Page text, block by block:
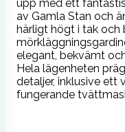
upp med ett
av Gamla Stan och
härligt högt i tak och
elegant, bekvämt
Hela lägenheten
detaljer, inklusive ett
fungerande